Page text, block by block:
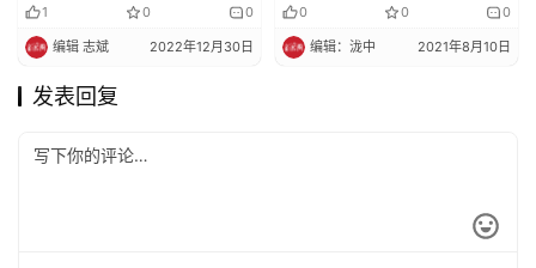
1 0 0
编辑 志斌 2022年12月30日
0 0 0
编辑：泷中 2021年8月10日
发表回复